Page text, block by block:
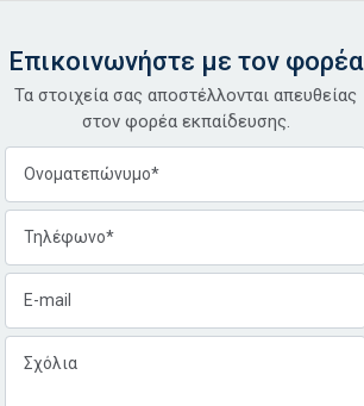
Επικοινωνήστε με τον φορέα
Τα στοιχεία σας αποστέλλονται απευθείας
στον φορέα εκπαίδευσης.